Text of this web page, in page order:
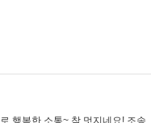
행복한 소통~ 참 멋지네요! 조송